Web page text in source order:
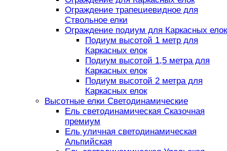
Ограждение трапециевидное для
Ствольное елки
Ограждение подиум для Каркасных елок
Подиум высотой 1 метр для
Каркасных елок
Подиум высотой 1,5 метра для
Каркасных елок
Подиум высотой 2 метра для
Каркасных елок
Высотные елки Светодинамические
Ель светодинамическая Сказочная
премиум
Ель уличная светодинамическая
Альпийская